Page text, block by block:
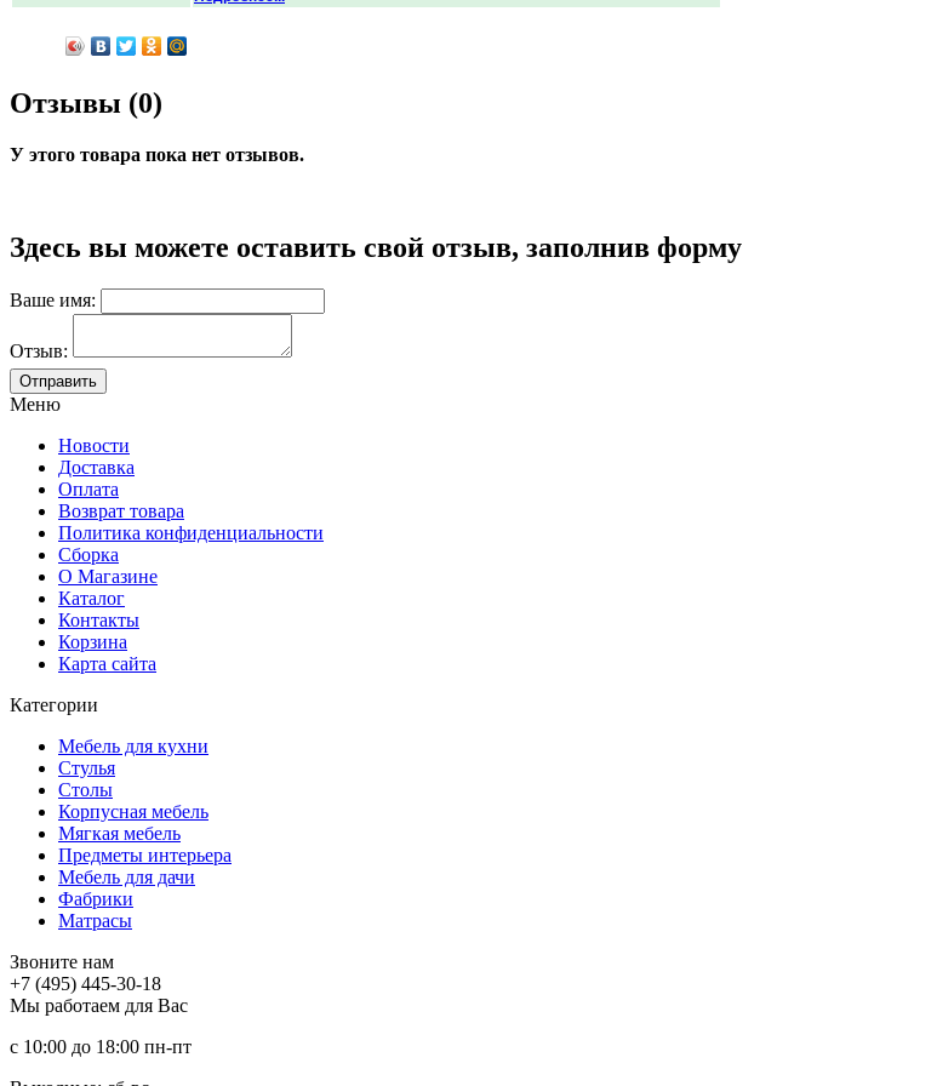
Отзывы (0)
У этого товара пока нет отзывов.
Здесь вы можете оставить свой отзыв, заполнив форму
Ваше имя:
Отзыв:
Меню
Новости
Доставка
Оплата
Возврат товара
Политика конфиденциальности
Сборка
О Магазине
Каталог
Контакты
Корзина
Карта сайта
Категории
Мебель для кухни
Стулья
Столы
Корпусная мебель
Мягкая мебель
Предметы интерьера
Мебель для дачи
Фабрики
Матраcы
Звоните нам
+7 (495) 445-30-18
Мы работаем для Вас
с 10:00 до 18:00 пн-пт